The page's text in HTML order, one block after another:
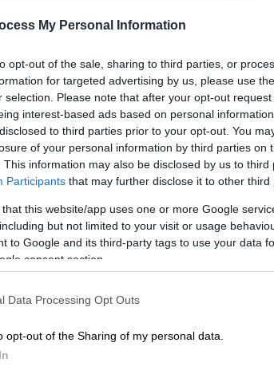
My Personal Information
opt-out of the sale, sharing to third parties, or
for targeted advertising by us, please use
selection. Please note that after your opt-out
interest-based ads based on personal
to third parties prior to your opt-out. You
of your personal information by third parties on
This information may also be disclosed by us to third
Participants that may further disclose it to other third
that this website/app uses one or more Google
but not limited to your visit or usage
to Google and its third-party tags to use your data
consent section.
Data Processing Opt Outs
opt-out of the Sharing of my personal data.